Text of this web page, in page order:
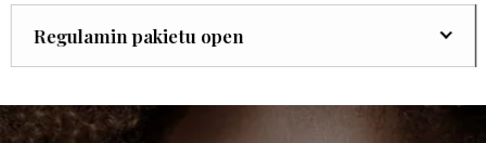
Regulamin pakietu open